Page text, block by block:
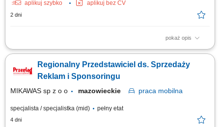
aplikuj szybko
aplikuj bez CV
2 dni
pokaż opis
Opis stanowiska Utrzymywanie stałego kontaktu z dotychczasowymi
klientów w regionie. Wykonywanie zadań sprzedażowych zgodnie z
przyjętą polityką finansową przedsiębiorstwa. Analiza potencjału regionu i
Regionalny Przedstawiciel ds. Sprzedaży
Reklam i Sponsoringu
MIKAWAS sp z o o mazowieckie praca mobilna
specjalista / specjalistka (mid) pełny etat
4 dni